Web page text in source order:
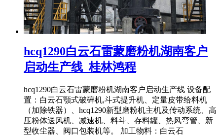
hcq1290白云石雷蒙磨粉机湖南客户
启动生产线_桂林鸿程
hcq1290白云石雷蒙磨粉机湖南客户启动生产线 设备配
置：白云石颚式破碎机,斗式提升机、定量皮带给料机
（加除铁器）、hcq1290新型磨粉机主机及传动系统、高
压粉体送风机、减速机、料斗、存料罐、热风弯管、新
型收尘器、阀口包装机等。 加工物料：白云石